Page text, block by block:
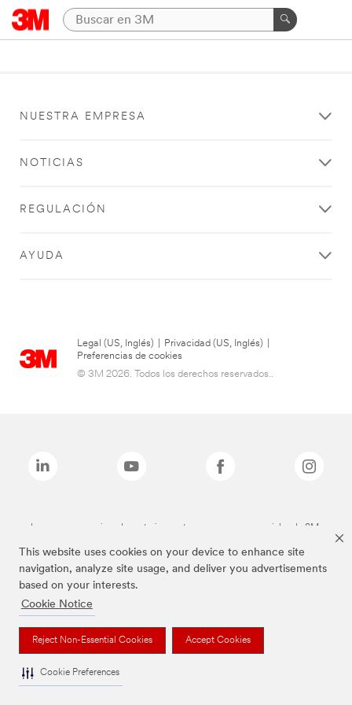
This website uses cookies on your device to enhance site
navigation, analyze site usage, and deliver you advertisements
based on your interests.
Cookie Notice
Reject Non-Essential Cookies Accept Cookies
Cookie Preferences
NUESTRA EMPRESA
NOTICIAS
REGULACIÓN
AYUDA
Legal (US, Inglés) Privacidad (US, Inglés)
Preferencias de cookies
© 3M 2026. Todos los derechos reservados..
Las marcas mencionadas anteriormente son marcas comerciales de 3M.